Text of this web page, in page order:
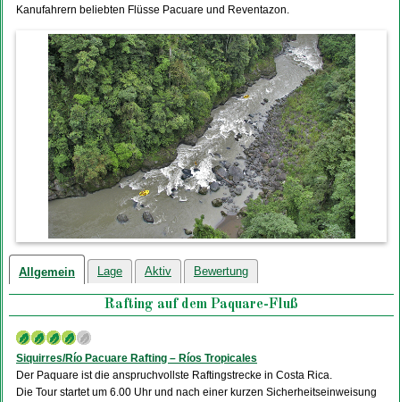
Kanufahrern beliebten Flüsse Pacuare und Reventazon.
Allgemein Lage Aktiv Bewertung
Rafting auf dem Paquare-Fluß
Siquirres/Río Pacuare Rafting – Ríos Tropicales
Der Paquare ist die anspruchvollste Raftingstrecke in Costa Rica.
Die Tour startet um 6.00 Uhr und nach einer kurzen Sicherheitseinweisung